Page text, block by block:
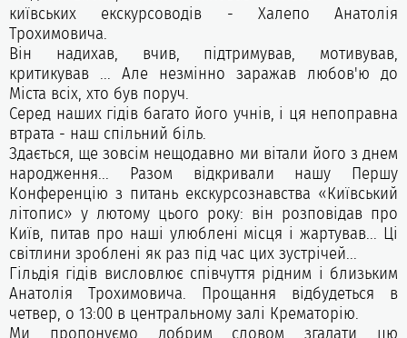
київських екскурсоводів - Халепо Анатолія
Трохимовича.
Він надихав, вчив, підтримував, мотивував,
критикував ... Але незмінно заражав любов'ю до
Міста всіх, хто був поруч.
Серед наших гідів багато його учнів, і ця непоправна
втрата - наш спільний біль.
Здається, ще зовсім нещодавно ми вітали його з днем
народження... Разом відкривали нашу Першу
Конференцію з питань екскурсознавства «Київський
літопис» у лютому цього року: він розповідав про
Київ, питав про наші улюблені місця і жартував... Ці
світлини зроблені як раз під час цих зустрічей...
Гільдія гідів висловлює співчуття рідним і близьким
Анатолія Трохимовича. Прощання відбудеться в
четвер, о 13:00 в центральному залі Крематорію.
Ми пропонуємо добрим словом згадати цю